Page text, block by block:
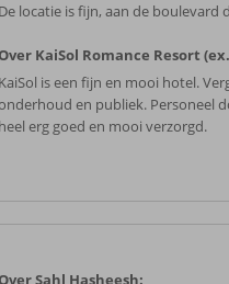
De locatie is fijn, aan de
KaiSol Romance Resort
KaiSol is een fijn en mooi hotel.
en publiek. Personeel
heel erg goed en mooi verzorgd.
Sahl Hasheesh: